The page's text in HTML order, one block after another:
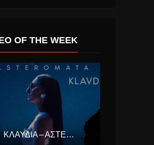
OF THE WEEK
ΚΛΑΥΔΊΑ – ΑΣΤΕΡΟΜΆΤΑ (EUROVISION ΕΛΛΆΔΑ 2025)